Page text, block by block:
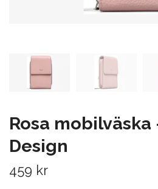
Rosa
Design
459 kr